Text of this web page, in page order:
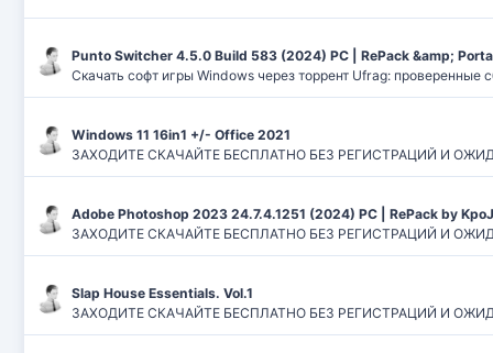
Punto Switcher 4.5.0 Build 583 (2024) РС | RePack &amp;
Скачать софт игры Windows через торрент Ufrag: проверенные
Windows 11 16in1 +/- Office 2021
ЗАХОДИТЕ СКАЧАЙТЕ БЕСПЛАТНО БЕЗ РЕГИСТРАЦИЙ И
Adobe Photoshop 2023 24.7.4.1251 (2024) PC | RePack by
ЗАХОДИТЕ СКАЧАЙТЕ БЕСПЛАТНО БЕЗ РЕГИСТРАЦИЙ И
Slap House Essentials. Vol.1
ЗАХОДИТЕ СКАЧАЙТЕ БЕСПЛАТНО БЕЗ РЕГИСТРАЦИЙ И